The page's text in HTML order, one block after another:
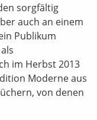
sorgfältig
auch an einem
Publikum
im Herbst 2013
Moderne aus
von denen